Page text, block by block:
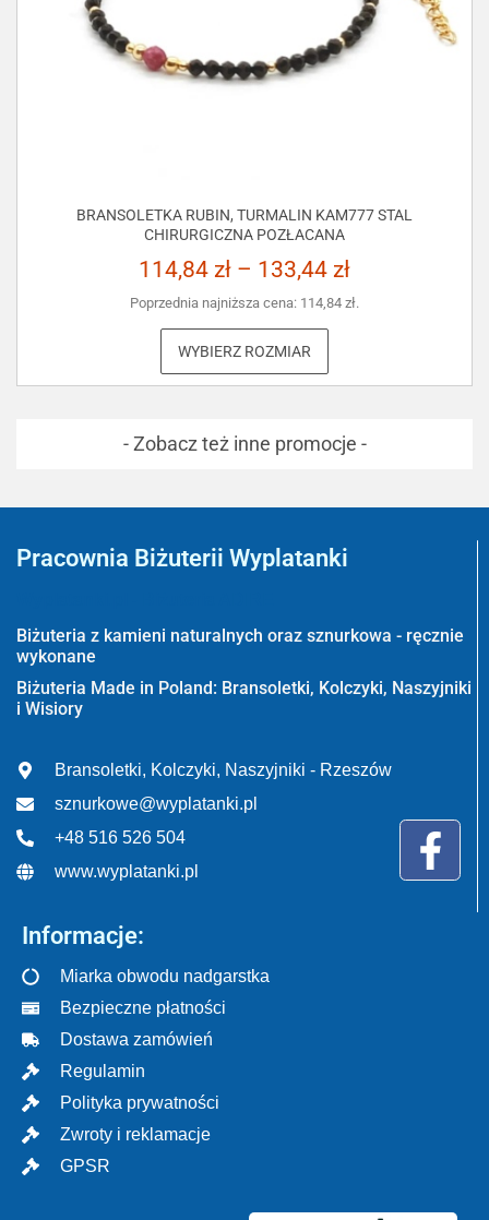
BRANSOLETKA RUBIN, TURMALIN KAM777 STAL
CHIRURGICZNA POZŁACANA
114,84 zł – 133,44 zł
Poprzednia najniższa cena: 114,84 zł.
WYBIERZ ROZMIAR
- Zobacz też inne promocje -
Pracownia Biżuterii Wyplatanki
Biżuteria z kamieni naturalnych oraz sznurkowa - ręcznie
wykonane
Biżuteria Made in Poland: Bransoletki, Kolczyki, Naszyjniki
i Wisiory
Bransoletki, Kolczyki, Naszyjniki - Rzeszów
sznurkowe@wyplatanki.pl
+48 516 526 504
www.wyplatanki.pl
Informacje:
Miarka obwodu nadgarstka
Bezpieczne płatności
Dostawa zamówień
Regulamin
Polityka prywatności
Zwroty i reklamacje
GPSR